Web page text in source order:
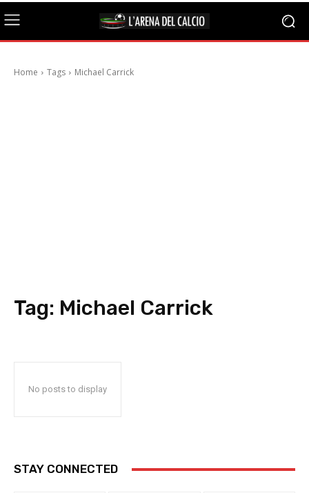
Home Tags Michael Carrick
Tag: Michael Carrick
No posts to display
STAY CONNECTED